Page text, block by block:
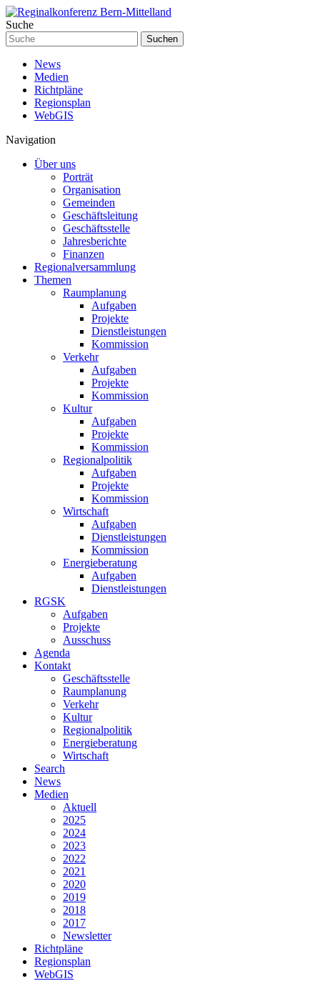
Suche
Suchen
News
Medien
Richtpläne
Regionsplan
WebGIS
Navigation
Über uns
Porträt
Organisation
Gemeinden
Geschäftsleitung
Geschäftsstelle
Jahresberichte
Finanzen
Regionalversammlung
Themen
Raumplanung
Aufgaben
Projekte
Dienstleistungen
Kommission
Verkehr
Aufgaben
Projekte
Kommission
Kultur
Aufgaben
Projekte
Kommission
Regionalpolitik
Aufgaben
Projekte
Kommission
Wirtschaft
Aufgaben
Dienstleistungen
Kommission
Energieberatung
Aufgaben
Dienstleistungen
RGSK
Aufgaben
Projekte
Ausschuss
Agenda
Kontakt
Geschäftsstelle
Raumplanung
Verkehr
Kultur
Regionalpolitik
Energieberatung
Wirtschaft
Search
News
Medien
Aktuell
2025
2024
2023
2022
2021
2020
2019
2018
2017
Newsletter
Richtpläne
Regionsplan
WebGIS